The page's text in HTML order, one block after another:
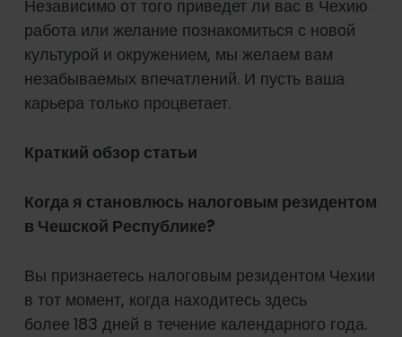
Независимо от того приведет ли вас в Чехию
работа или желание познакомиться с новой
культурой и окружением, мы желаем вам
незабываемых впечатлений. И пусть ваша
карьера только процветает.
Краткий обзор статьи
Когда я становлюсь налоговым резидентом
в Чешской Республике?
Вы признаетесь налоговым резидентом Чехии
в тот момент, когда находитесь здесь
более 183 дней в течение календарного года.